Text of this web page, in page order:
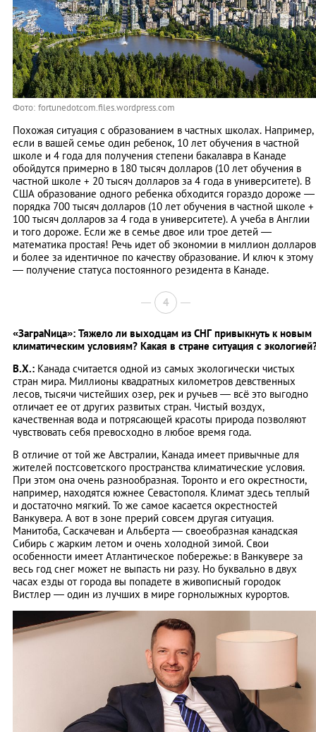
Фото: fortunedotcom.files.wordpress.com
Похожая ситуация с образованием в частных школах. Например,
если в вашей семье один ребенок, 10 лет обучения в частной
школе и 4 года для получения степени бакалавра в Канаде
обойдутся примерно в 180 тысяч долларов (10 лет обучения в
частной школе + 20 тысяч долларов за 4 годa в университете). В
США образование одного ребенка обходится гораздо дороже —
порядка 700 тысяч долларов (10 лет обучения в частной школе +
100 тысяч долларов за 4 годa в университете). А учеба в Англии
и того дороже. Если же в семье двое или трое детей —
математика простая! Речь идет об экономии в миллион долларов
и более за идентичное по качеству образование. И ключ к этому
— получение статуса постоянного резидента в Канаде.
4
«ЗаграNица»: Тяжело ли выходцам из СНГ привыкнуть к новым
климатическим условиям? Какая в стране ситуация с
В.Х.: Канада считается одной из самых экологически чистых
стран мира. Миллионы квадратных километров девственных
лесов, тысячи чистейших озер, рек и ручьев — всё это выгодно
отличает ее от других развитых стран. Чистый воздух,
качественная вода и потрясающей красоты природа позволяют
чувствовать себя превосходно в любое время года.
В отличие от той же Австралии, Канада имеет привычные для
жителей постсоветского пространства климатические условия.
При этом она очень разнообразная. Торонто и его окрестности,
например, находятся южнее Севастополя. Климат здесь теплый
и достаточно мягкий. То же самое касается окрестностей
Ванкувера. А вот в зоне прерий совсем другая ситуация.
Манитоба, Саскачеван и Альберта — своеобразная канадская
Сибирь с жарким летом и очень холодной зимой. Свои
особенности имеет Атлантическое побережье: в Ванкувере за
весь год снег может не выпасть ни разу. Но буквально в двух
часах езды от города вы попадете в живописный городок
Вистлер — один из лучших в мире горнолыжных курортов.